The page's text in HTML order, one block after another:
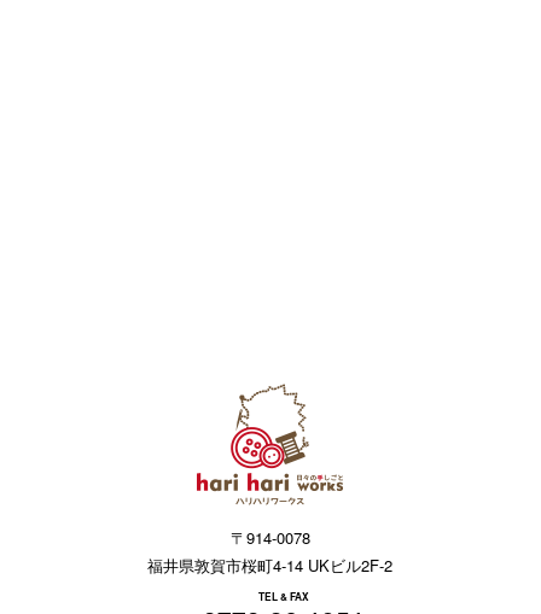
〒914-0078
福井県敦賀市桜町4-14 UKビル2F-2
TEL & FAX